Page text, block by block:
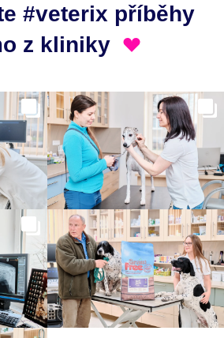
#veterix příběhy
z kliniky